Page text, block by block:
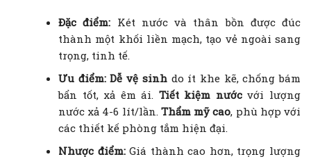
Đặc điểm: Két nước và thân bồn được đúc
thành một khối liền mạch, tạo vẻ ngoài sang
trọng, tinh tế.
Ưu điểm: Dễ vệ sinhdo ít khe kẽ, chống bám
bẩn tốt, xả êm ái. Tiết kiệm nướcvới lượng
nước xả 4-6 lít/lần. Thẩm mỹ cao, phù hợp với
các thiết kế phòng tắm hiện đại.
Nhược điểm:Giá thành cao hơn, trọng lượng